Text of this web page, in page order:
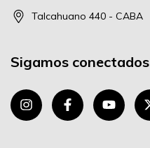
Talcahuano 440 - CABA
Sigamos conectados